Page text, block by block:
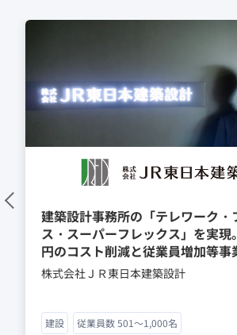
建築設計事務所の「テレワーク・
ス・スーパーフレックス」を実現
円のコスト削減と従業員増加等事
株式会社ＪＲ東日本建築設計
建設 従業員数 501～1,000名